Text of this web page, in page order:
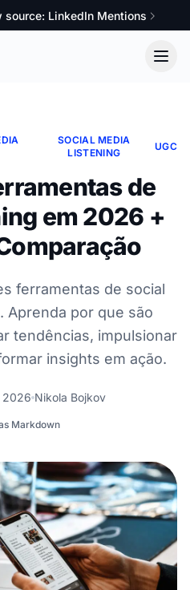
source: LinkedIn Mentions
SOCIAL MEDIA
LISTENING
UGC
de
em 2026 +
ferramentas de social
Aprenda por que são
tendências, impulsionar
insights em ação.
2026 Nikola Bojkov
Markdown